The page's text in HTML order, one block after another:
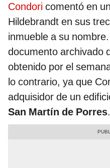
Condori comentó en
Hildebrandt en sus
inmueble a su
documento archivado
obtenido por el
lo contrario, ya que
adquisidor de un
San Martín de Porres.